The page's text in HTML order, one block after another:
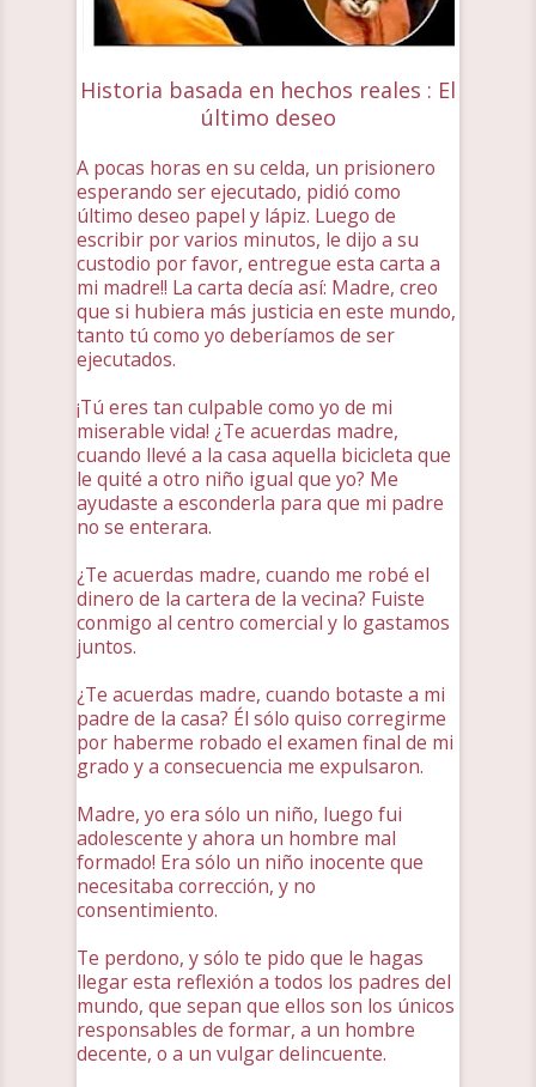
Historia basada en hechos reales : El
último deseo
A pocas horas en su celda, un prisionero
esperando ser ejecutado, pidió como
último deseo papel y lápiz. Luego de
escribir por varios minutos, le dijo a su
custodio por favor, entregue esta carta a
mi madre!! La carta decía así: Madre, creo
que si hubiera más justicia en este mundo,
tanto tú como yo deberíamos de ser
ejecutados.
¡Tú eres tan culpable como yo de mi
miserable vida! ¿Te acuerdas madre,
cuando llevé a la casa aquella bicicleta que
le quité a otro niño igual que yo? Me
ayudaste a esconderla para que mi padre
no se enterara.
¿Te acuerdas madre, cuando me robé el
dinero de la cartera de la vecina? Fuiste
conmigo al centro comercial y lo gastamos
juntos.
¿Te acuerdas madre, cuando botaste a mi
padre de la casa? Él sólo quiso corregirme
por haberme robado el examen final de mi
grado y a consecuencia me expulsaron.
Madre, yo era sólo un niño, luego fui
adolescente y ahora un hombre mal
formado! Era sólo un niño inocente que
necesitaba corrección, y no
consentimiento.
Te perdono, y sólo te pido que le hagas
llegar esta reflexión a todos los padres del
mundo, que sepan que ellos son los únicos
responsables de formar, a un hombre
decente, o a un vulgar delincuente.